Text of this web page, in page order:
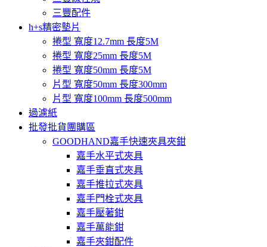
三豐配件
h+s精密墊片
捲型 寬度12.7mm 長度5M
捲型 寬度25mm 長度5M
捲型 寬度50mm 長度5M
片型 寬度50mm 長度300mm
片型 寬度100mm 長度500mm
過濾紙
批發批貨團購區
GOODHAND嘉手快速夾具夾鉗
嘉手水平式夾具
嘉手垂直式夾具
嘉手推拉式夾具
嘉手門栓式夾具
嘉手壓著鉗
嘉手萬能鉗
嘉手夾鉗配件